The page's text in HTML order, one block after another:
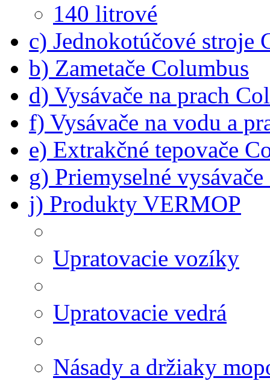
140 litrové
c) Jednokotúčové stroje
b) Zametače Columbus
d) Vysávače na prach
f) Vysávače na vodu a
e) Extrakčné tepovače
g) Priemyselné
j) Produkty VERMOP
Upratovacie vozíky
Upratovacie vedrá
Násady a držiaky